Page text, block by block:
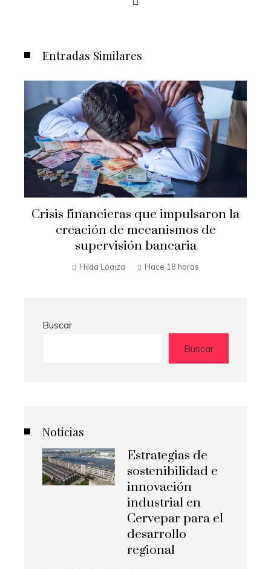
Entradas Similares
Crisis financieras que impulsaron la
creación de mecanismos de
supervisión bancaria
Hilda Loaiza Hace 18 horas
Buscar
Buscar
Noticias
Estrategias de
sostenibilidad e
innovación
industrial en
Cervepar para el
desarrollo
regional